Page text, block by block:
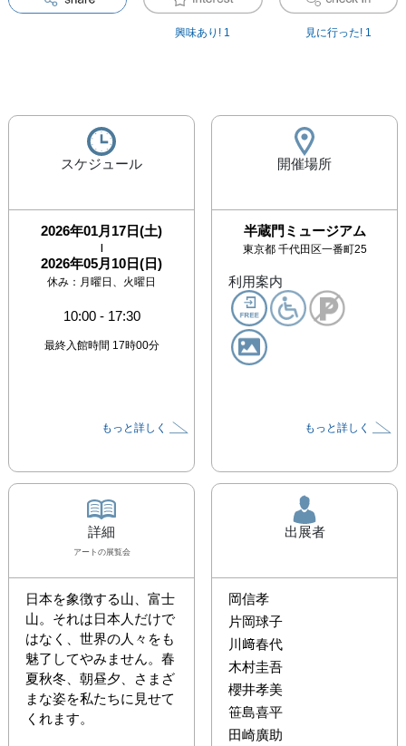
興味あり! 1 見に行った! 1
スケジュール
2026年01月17日(土)
|
2026年05月10日(日)
休み： 月曜日、火曜日
10:00- 17:30
最終入館時間 17時00分
もっと詳しく
開催場所
半蔵門ミュージアム
東京都 千代田区一番町25
利用案内
もっと詳しく
詳細
アート の展覧会
日本を象徴する山、富士
山。それは日本人だけで
はなく、世界の人々をも
魅了してやみません。春
夏秋冬、朝昼夕、さまざ
まな姿を私たちに見せて
くれます。
出展者
岡信孝
片岡球子
川﨑春代
木村圭吾
櫻井孝美
笹島喜平
田崎廣助